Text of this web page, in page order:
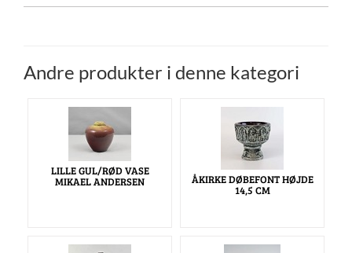
Andre produkter i denne kategori
LILLE GUL/RØD VASE
MIKAEL ANDERSEN ÅKIRKE DØBEFONT HØJDE
14,5 CM